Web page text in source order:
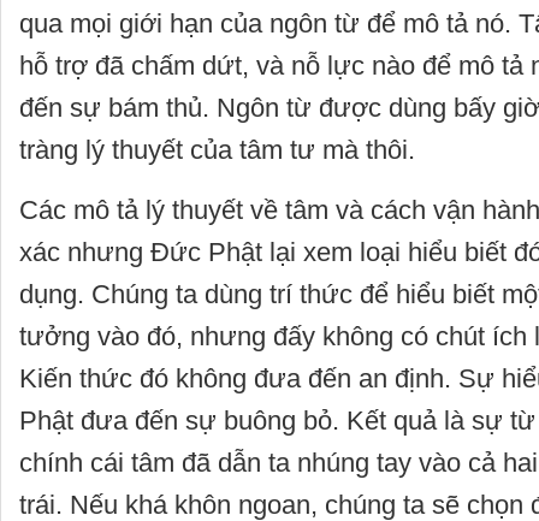
qua mọi giới hạn của ngôn từ để mô tả nó.
hỗ trợ đã chấm dứt, và nỗ lực nào để mô tả
đến sự bám thủ. Ngôn từ được dùng bấy
tràng lý thuyết của tâm tư mà thôi.
Các mô tả lý thuyết về tâm và cách vận
xác nhưng Đức Phật lại xem loại hiểu biết
dụng. Chúng ta dùng trí thức để hiểu biết
tưởng vào đó, nhưng đấy không có chút
Kiến thức đó không đưa đến an định. Sự
Phật đưa đến sự buông bỏ. Kết quả là sự
chính cái tâm đã dẫn ta nhúng tay vào cả
trái. Nếu khá khôn ngoan, chúng ta sẽ chọn